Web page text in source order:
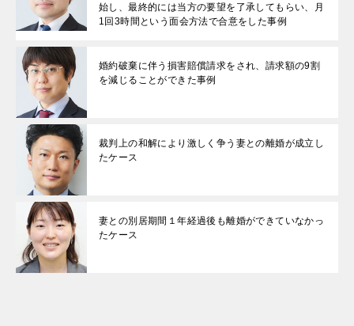
始し、最終的には当方の要望を了承してもらい、月
1回3時間という面会方法で合意をした事例
婚約破棄に伴う損害賠償請求をされ、請求額の9割
を減じることができた事例
裁判上の和解により激しく争う妻との離婚が成立し
たケース
妻との別居期間１年経過後も離婚ができていなかっ
たケース